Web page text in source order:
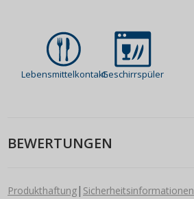
LebensmittelkontaktGeschirrspüler
BEWERTUNGEN
Produkthaftung| Sicherheitsinformationen